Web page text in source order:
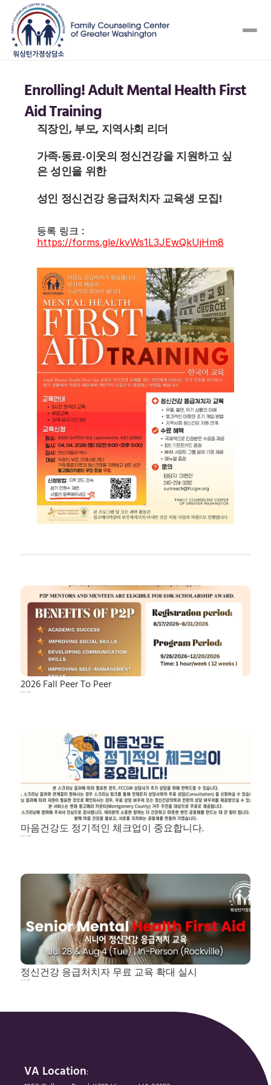
Enrolling! Adult Mental Health First
Aid Training
직장인, 부모, 지역사회 리더
가족·동료·이웃의 정신건강을 지원하고 싶
은 성인을 위한
성인 정신건강 응급처치자 교육생 모집!
https://forms.gle/kvWs1L3JEwQkUjHm8
2026 Fall Peer To Peer
Aug 6, 2026
마음건강도 정기적인 체크업이 중요합니다.
Aug 5, 2026
정신건강 응급처치자 무료 교육 확대 실시
Jul 25, 2026
VA Location: